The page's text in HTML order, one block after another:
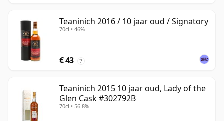
Teaninich 2016 / 10 jaar oud / Signatory
70cl • 46%
€ 43 ?
Teaninich 2015 10 jaar oud, Lady of the
Glen Cask #302792B
70cl • 56.8%